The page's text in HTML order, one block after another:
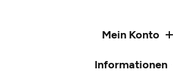
Mein Konto
Informationen